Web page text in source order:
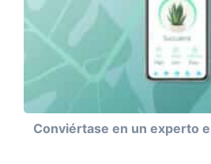
Conviértase en un experto